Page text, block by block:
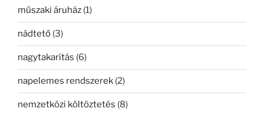
műszaki áruház (1)
nádtető (3)
nagytakarítás (6)
napelemes rendszerek (2)
nemzetközi költöztetés (8)